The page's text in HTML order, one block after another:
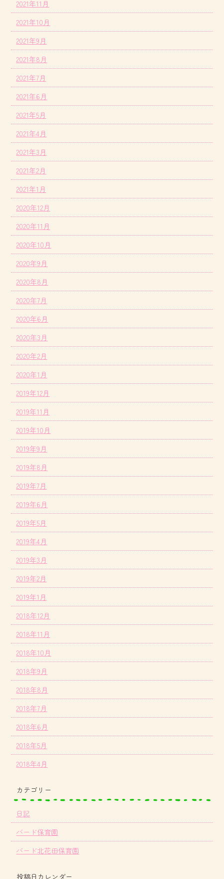
2021年11月
2021年10月
2021年9月
2021年8月
2021年7月
2021年6月
2021年5月
2021年4月
2021年3月
2021年2月
2021年1月
2020年12月
2020年11月
2020年10月
2020年9月
2020年8月
2020年7月
2020年6月
2020年3月
2020年2月
2020年1月
2019年12月
2019年11月
2019年10月
2019年9月
2019年8月
2019年7月
2019年6月
2019年5月
2019年4月
2019年3月
2019年2月
2019年1月
2018年12月
2018年11月
2018年10月
2018年9月
2018年8月
2018年7月
2018年6月
2018年5月
2018年4月
カテゴリー
日記
バード保育園
バード北花田保育園
投稿日カレンダー